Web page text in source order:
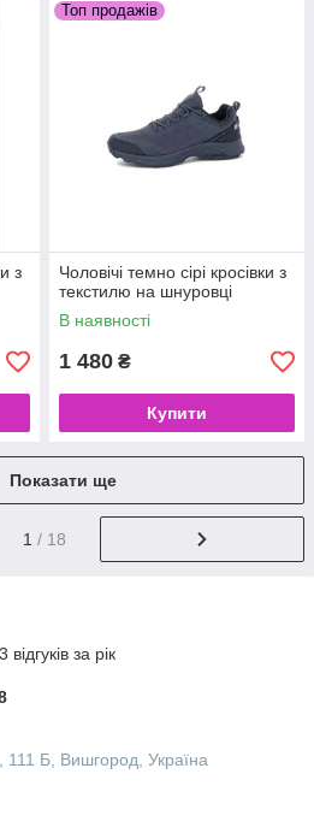
з
Топ продажів
Чоловічі темно сірі кросівки з
текстилю на шнуровці
В наявності
1 480 ₴
Купити
Показати ще
1 / 18
за рік
111 Б, Вишгород, Україна